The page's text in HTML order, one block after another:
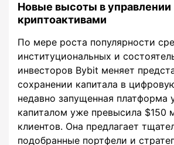
Новые высоты в управлении
криптоактивами
По мере роста популярности
институциональных и
инвесторов Bybit меняет
сохранении капитала в
недавно запущенная платформа
капиталом уже превысила $150
клиентов. Она предлагает
подобранные портфели и